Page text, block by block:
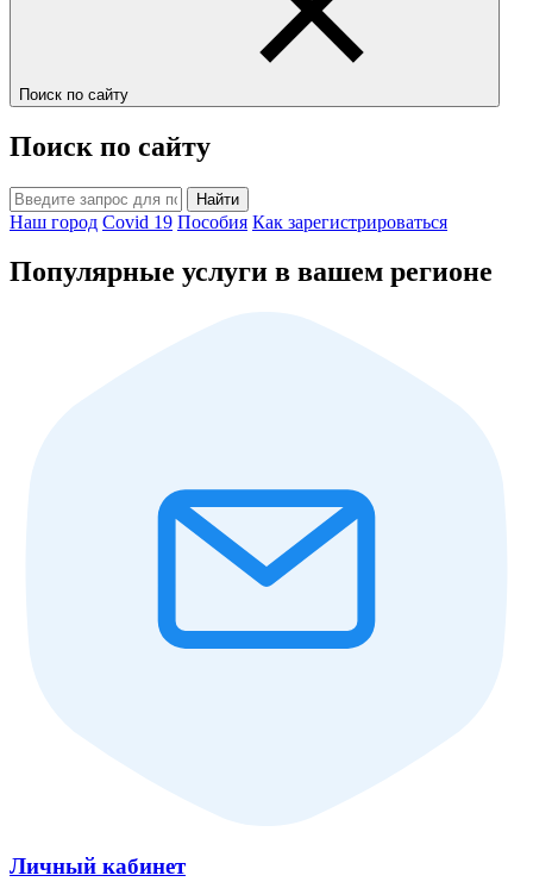
Поиск по сайту
Поиск по сайту
Найти
Наш город Covid 19 Пособия Как зарегистрироваться
Популярные услуги в вашем регионе
Личный кабинет